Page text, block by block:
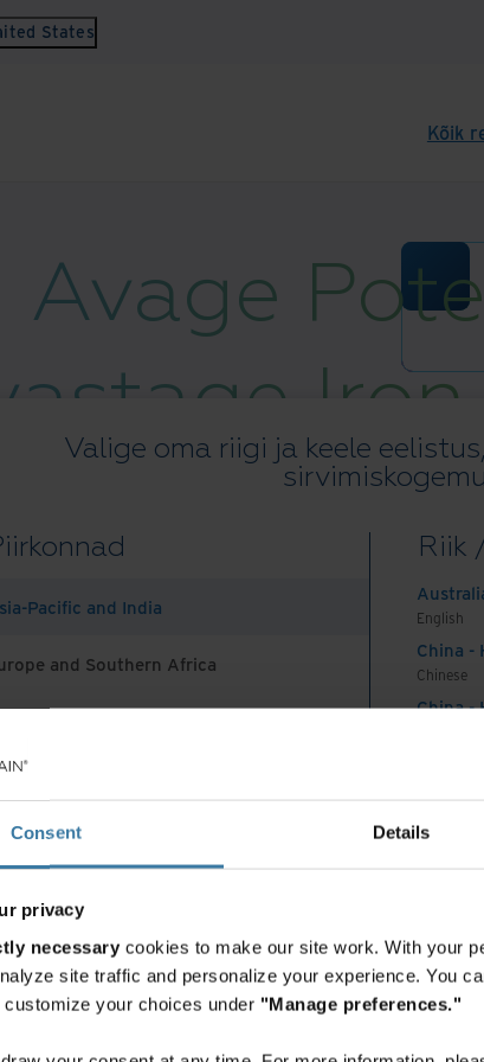
Consent Details
privacy
necessary cookies to make our site work. With your
site traffic and personalize your experience. You
customize your choices under "Manage preferences."
States
Kõik
Valige oma riigi ja keele
Pacific and India
and Southern Africa
East North Africa And Turkey
America
Riik
English
China -
Chinese
China -
India
English
Korea
Korean
Malaysia
Avage
Allikate
ekspertide teadmistele, kliendi
kaitseme, ühendame ja aktiveerime teie
Andme- ja IT-turvalisus Digitaalne transformatsioon
Tööstus Lahendused